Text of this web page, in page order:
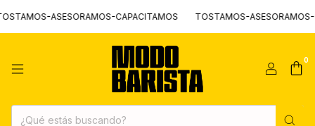
ASESORAMOS-CAPACITAMOS TOSTAMOS-ASESORAMOS-
0